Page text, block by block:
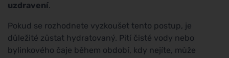
uzdravení.
Pokud se rozhodnete vyzkoušet tento postup, je
důležité zůstat hydratovaný. Pití čisté vody nebo
bylinkového čaje během období, kdy nejíte, může